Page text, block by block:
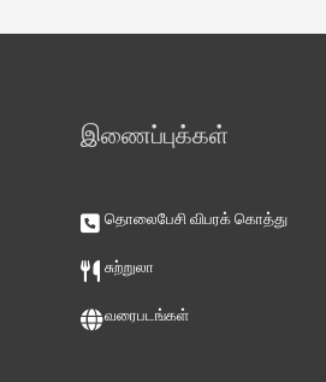
இணைப்புக்கள்
தொலைபேசி விபரக் கொத்து
சுற்றுலா
வரைபடங்கள்